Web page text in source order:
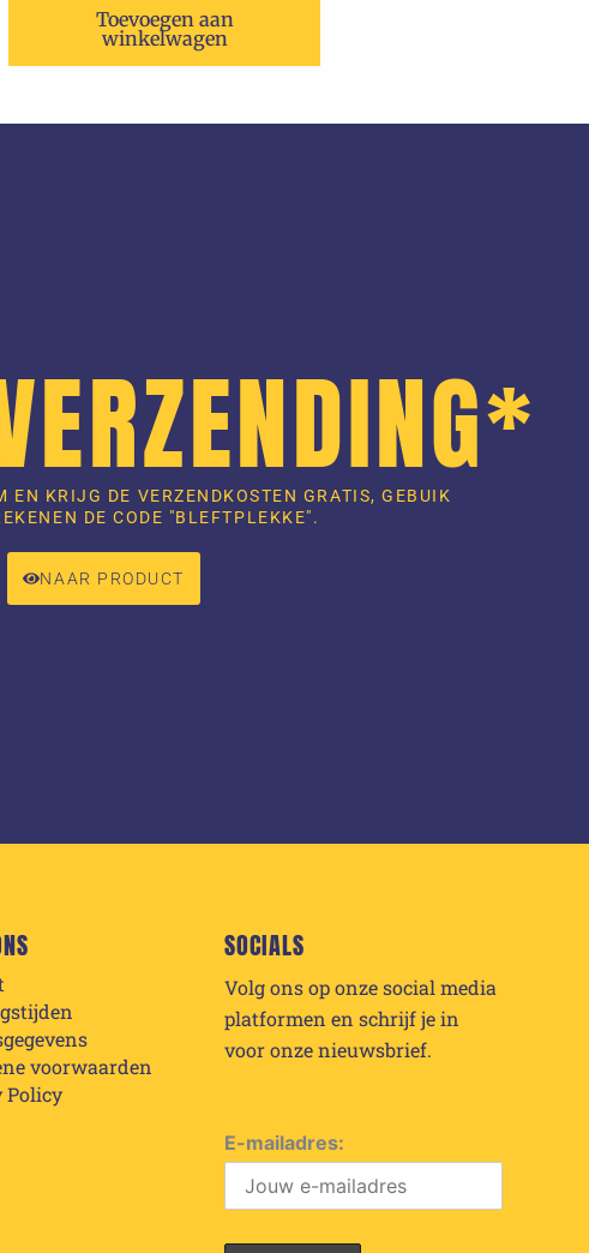
Toevoegen aan
winkelwagen
EN KRIJG DE VERZENDKOSTEN GRATIS, GEBUIK
DE CODE "BLEFTPLEKKE".
NAAR PRODUCT
voorwaarden
Policy
SOCIALS
Volg ons op onze social media
platformen en schrijf je in
voor onze nieuwsbrief.
E-mailadres: